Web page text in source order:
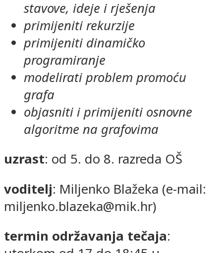
stavove, ideje i rješenja
primijeniti rekurzije
primijeniti dinamičko
programiranje
modelirati problem promoću
grafa
objasniti i primijeniti osnovne
algoritme na grafovima
uzrast: od 5. do 8. razreda OŠ
voditelj: Miljenko Blažeka (e-mail:
miljenko.blazeka@mik.hr)
termin održavanja tečaja: